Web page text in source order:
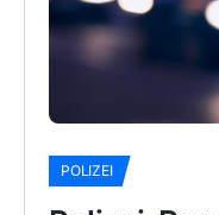
POLIZEI